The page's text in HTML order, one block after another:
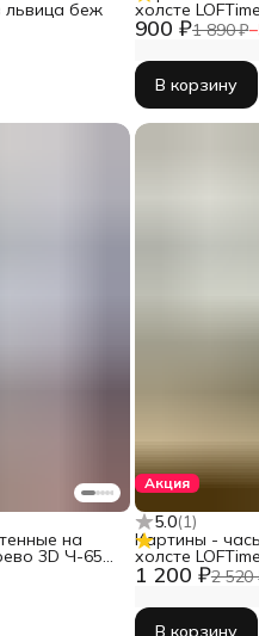
львица беж
900 ₽1 890 ₽−
холсте
Ч-671-3555
В корзину
на
3D Ч-653-
Акция
5.0(1)
1 200 ₽2 520
Картины -
холсте
ТРАВЫ
В корзину